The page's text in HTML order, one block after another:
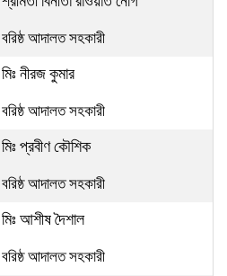
বরিষ্ঠ আদালত সহকারী
মিঃ নীরজ কুমার
বরিষ্ঠ আদালত সহকারী
মিঃ প্রবীণ কৌশিক
বরিষ্ঠ আদালত সহকারী
মিঃ আশীষ দৈশাল
বরিষ্ঠ আদালত সহকারী